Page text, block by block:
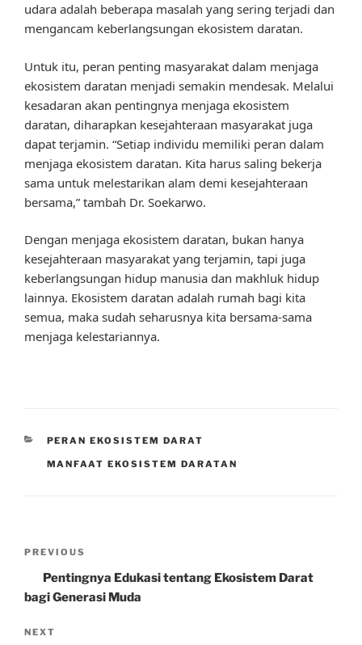
udara adalah beberapa masalah yang sering terjadi dan
mengancam keberlangsungan ekosistem daratan.
Untuk itu, peran penting masyarakat dalam menjaga
ekosistem daratan menjadi semakin mendesak. Melalui
kesadaran akan pentingnya menjaga ekosistem
daratan, diharapkan kesejahteraan masyarakat juga
dapat terjamin. “Setiap individu memiliki peran dalam
menjaga ekosistem daratan. Kita harus saling bekerja
sama untuk melestarikan alam demi kesejahteraan
bersama,” tambah Dr. Soekarwo.
Dengan menjaga ekosistem daratan, bukan hanya
kesejahteraan masyarakat yang terjamin, tapi juga
keberlangsungan hidup manusia dan makhluk hidup
lainnya. Ekosistem daratan adalah rumah bagi kita
semua, maka sudah seharusnya kita bersama-sama
menjaga kelestariannya.
CATEGORIES
PERAN EKOSISTEM DARAT
TAGS
MANFAAT EKOSISTEM DARATAN
Previous
Post
PREVIOUS
Pentingnya Edukasi tentang Ekosistem Darat
bagi Generasi Muda
Next
NEXT